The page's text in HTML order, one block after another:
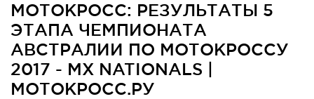
МОТОКРОСС: РЕЗУЛЬТАТЫ 5
ЭТАПА ЧЕМПИОНАТА
АВСТРАЛИИ ПО МОТОКРОССУ
2017 - MX NATIONALS |
МОТОКРОСС.РУ